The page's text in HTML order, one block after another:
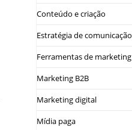
Conteúdo e criação
Estratégia de comunicação
Ferramentas de marketing
Marketing B2B
Marketing digital
Mídia paga